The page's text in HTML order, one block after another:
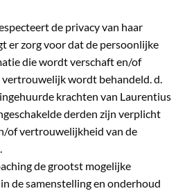
de privacy van haar
er zorg voor dat de persoonlijke
die wordt verschaft en/of
vertrouwelijk wordt behandeld. d.
krachten van Laurentius
derden zijn verplicht
of vertrouwelijkheid van de
de grootst mogelijke
de samenstelling en onderhoud